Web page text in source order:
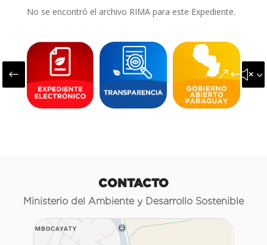
No se encontró el archivo RIMA para este Expediente.
#
CONTACTO
Ministerio del Ambiente y Desarrollo Sostenible